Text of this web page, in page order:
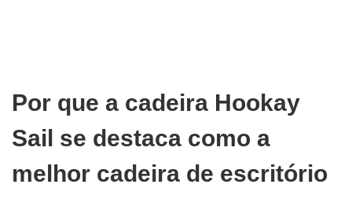
Por que a cadeira Hookay
Sail se destaca como a
melhor cadeira de escritório